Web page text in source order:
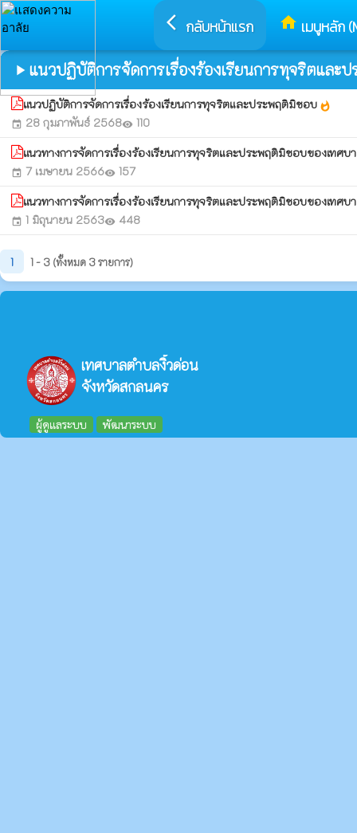
arrow_back_ios กลับหน้าแรก home เมนูหลัก
play_arrow แนวปฏิบัติการจัดการเรื่องร้องเรียนการทุจริตและ
แนวปฏิบัติการจัดการเรื่องร้องเรียนการทุจริตและประพฤติมิชอบ whatshot
event 28 กุมภาพันธ์ 2568visibility 110
แนวทางการจัดการเรื่องร้องเรียนการทุจริตและประพฤติมิชอบของเทศ
event 7 เมษายน 2566visibility 157
แนวทางการจัดการเรื่องร้องเรียนการทุจริตและประพฤติมิชอบของเทศ
event 1 มิถุนายน 2563visibility 448
1 1 - 3 (ทั้งหมด 3 รายการ)
เทศบาลตำบลงิ้วด่อน
จังหวัดสกลนคร
ผู้ดูแลระบบ พัฒนาระบบ